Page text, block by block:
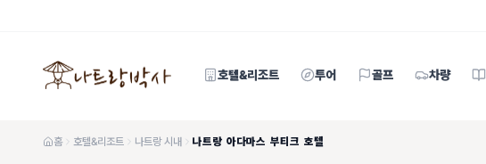
호텔&리조트 투어 골프 차량
홈 호텔&리조트 나트랑 시내 나트랑 아다마스 부티크 호텔